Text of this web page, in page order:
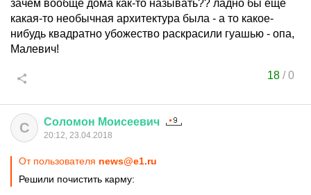
зачем вообще дома как-то называть?? ладно бы еще
какая-то необычная архитектура была - а то какое-
нибудь квадратно убожество раскрасили гуашью - опа,
Малевич!
18 /0
С Соломон Моисеевич
20:12, 23.04.2018
От пользователя news@e1.ru
Решили почистить карму: